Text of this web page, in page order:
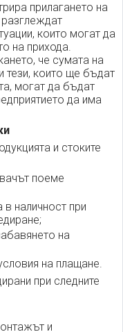
прилагането на
които могат да
на прихода.
че сумата на
тези, които ще бъдат
могат да бъдат
да има
и стоките
поеме
в наличност при
на
на плащане.
при следните
и